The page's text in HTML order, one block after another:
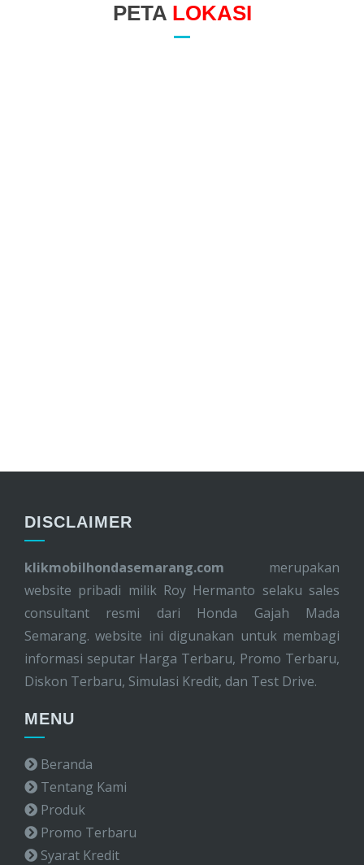
PETA LOKASI
DISCLAIMER
klikmobilhondasemarang.com merupakan
website pribadi milik Roy Hermanto selaku sales
consultant resmi dari Honda Gajah Mada
Semarang. website ini digunakan untuk membagi
informasi seputar Harga Terbaru, Promo Terbaru,
Diskon Terbaru, Simulasi Kredit, dan Test Drive.
MENU
Beranda
Tentang Kami
Produk
Promo Terbaru
Syarat Kredit